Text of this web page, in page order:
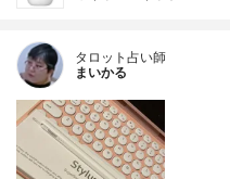
タロット占い師
まいかる